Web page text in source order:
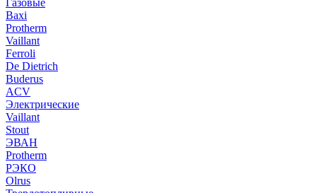
Газовые
Baxi
Protherm
Vaillant
Ferroli
De Dietrich
Buderus
ACV
Электрические
Vaillant
Stout
ЭВАН
Protherm
РЭКО
Olrus